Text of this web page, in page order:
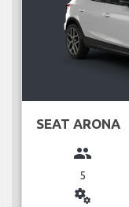
SEAT ARONA
group
5
miscellaneous_services